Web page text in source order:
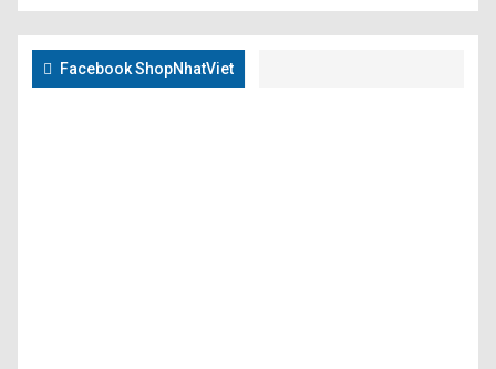
Facebook ShopNhatViet